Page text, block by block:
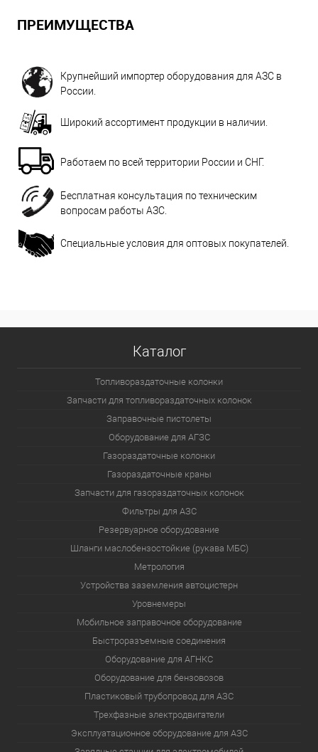
ПРЕИМУЩЕСТВА
Крупнейший импортер оборудования для АЗС в
России.
Широкий ассортимент продукции в наличии.
Работаем по всей территории России и СНГ.
Бесплатная консультация по техническим
вопросам работы АЗС.
Специальные условия для оптовых покупателей.
Каталог
Топливораздаточные колонки
Запчасти для топливораздаточных колонок
Заправочные пистолеты
Оборудование для АГЗС
Газораздаточные колонки
Газораздаточные краны
Запчасти для газораздаточных колонок
Фильтры для АЗС
Резервуарное оборудование
Шланги маслобензостойкие (рукава МБС)
Метрология
Устройства заземления автоцистерн
Уровнемеры
Мобильное заправочное оборудование
Быстроразъемные соединения
Оборудование для АГНКС
Оборудование для бензовозов
Пластиковый трубопровод для АЗС
Трехфазные электродвигатели
Эксплуатационное оборудование для АЗС